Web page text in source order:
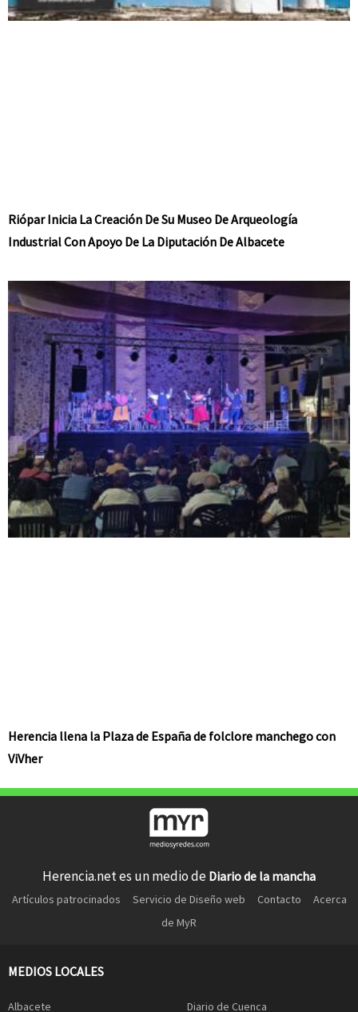
Riópar Inicia La Creación De Su Museo De Arqueología
Industrial Con Apoyo De La Diputación De Albacete
Herencia llena la Plaza de España de folclore manchego con
ViVher
Herencia.net es un medio de Diario de la mancha
Artículos patrocinados Servicio de Diseño web Contacto
Acerca
de MyR
MEDIOS LOCALES
Albacete Diario de Cuenca